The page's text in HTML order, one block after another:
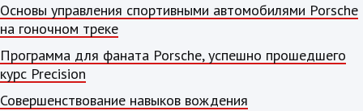
Основы управления спортивными автомобилями Porsche
на гоночном треке
Программа для фаната Porsche, успешно прошедшего
курс Precision
Совершенствование навыков вождения